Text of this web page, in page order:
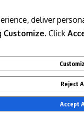
deliver
Customize. Click
Reject
Accept